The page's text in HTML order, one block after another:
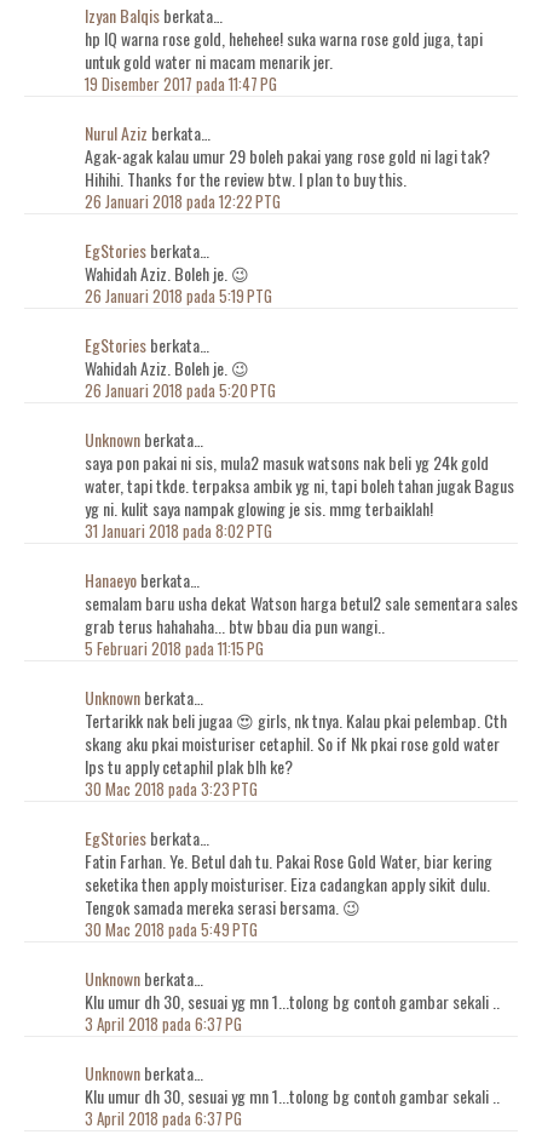
Izyan Balqisberkata…
hp IQ warna rose gold, hehehee! suka warna rose gold juga, tapi
untuk gold water ni macam menarik jer.
19 Disember 2017 pada 11:47 PG
Nurul Aziz berkata…
Agak-agak kalau umur 29 boleh pakai yang rose gold ni lagi tak?
Hihihi. Thanks for the review btw. I plan to buy this.
26 Januari 2018 pada 12:22 PTG
EgStoriesberkata…
Wahidah Aziz. Boleh je. 😉
26 Januari 2018 pada 5:19 PTG
EgStoriesberkata…
Wahidah Aziz. Boleh je. 😉
26 Januari 2018 pada 5:20 PTG
Unknownberkata…
saya pon pakai ni sis, mula2 masuk watsons nak beli yg 24k gold
water, tapi tkde. terpaksa ambik yg ni, tapi boleh tahan jugak Bagus
yg ni. kulit saya nampak glowing je sis. mmg terbaiklah!
31 Januari 2018 pada 8:02 PTG
Hanaeyoberkata…
semalam baru usha dekat Watson harga betul2 sale sementara sales
grab terus hahahaha... btw bbau dia pun wangi..
5 Februari 2018 pada 11:15 PG
Unknownberkata…
Tertarikk nak beli jugaa 😍 girls, nk tnya. Kalau pkai pelembap. Cth
skang aku pkai moisturiser cetaphil. So if Nk pkai rose gold water
lps tu apply cetaphil plak blh ke?
30 Mac 2018 pada 3:23 PTG
EgStoriesberkata…
Fatin Farhan. Ye. Betul dah tu. Pakai Rose Gold Water, biar kering
seketika then apply moisturiser. Eiza cadangkan apply sikit dulu.
Tengok samada mereka serasi bersama. 😉
30 Mac 2018 pada 5:49 PTG
Unknownberkata…
Klu umur dh 30, sesuai yg mn 1...tolong bg contoh gambar sekali ..
3 April 2018 pada 6:37 PG
Unknownberkata…
Klu umur dh 30, sesuai yg mn 1...tolong bg contoh gambar sekali ..
3 April 2018 pada 6:37 PG